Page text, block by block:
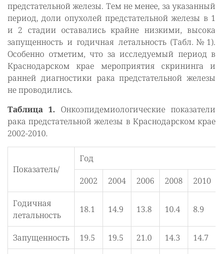
предстательной железы. Тем не менее, за указанный
период, доли опухолей предстательной железы в 1
и 2 стадии оставались крайне низкими, высока
запущенность и годичная летальность (Табл.№1).
Особенно отметим, что за исследуемый период в
Краснодарском крае мероприятия скрининга и
ранней диагностики рака предстательной железы
не проводились.
Таблица 1. Онкоэпидемиологические показатели
рака предстательной железы в Краснодарском крае
2002-2010.
Показатель/
Год
2002 2004 2006 2008 2010
Годичная
летальность
18.1 14.9 13.8 10.4 8.9
Запущенность 19.5 19.5 21.0 14.3 14.7